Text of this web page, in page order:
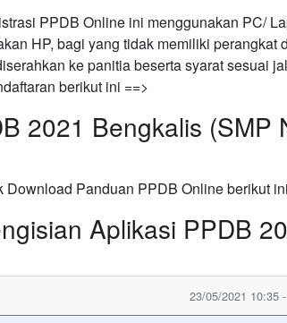
PPDB Online ini menggunakan PC/
HP, bagi yang tidak memiliki perangkat
ke panitia beserta syarat sesuai
berikut ini ==>
2021 Bengkalis (SMP
Download Panduan PPDB Online berikut
Aplikasi PPDB
23/05/2021 10:35